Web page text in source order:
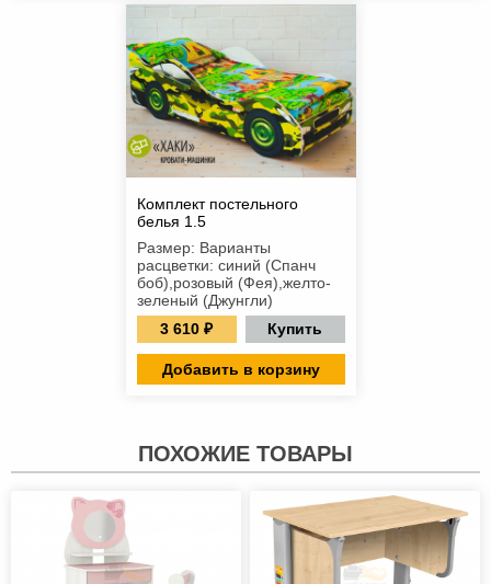
Комплект постельного
белья 1.5
Размер: Варианты
расцветки: синий (Спанч
боб),розовый (Фея),желто-
зеленый (Джунгли)
3 610 ₽
Купить
Добавить в корзину
ПОХОЖИЕ ТОВАРЫ